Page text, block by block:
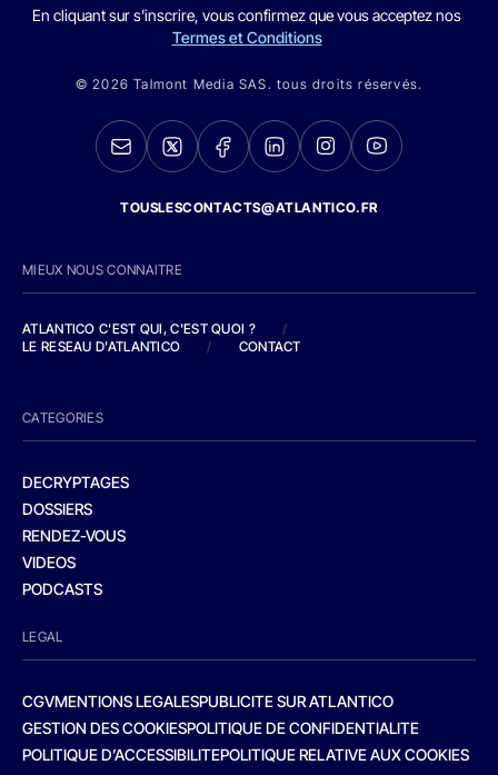
En cliquant sur s'inscrire, vous confirmez que vous acceptez nos
Termes et Conditions
© 2026 Talmont Media SAS. tous droits réservés.
TOUSLESCONTACTS@ATLANTICO.FR
MIEUX NOUS CONNAITRE
ATLANTICO C'EST QUI, C'EST QUOI ?
/
LE RESEAU D'ATLANTICO
/ CONTACT
CATEGORIES
DECRYPTAGES
DOSSIERS
RENDEZ-VOUS
VIDEOS
PODCASTS
LEGAL
CGVMENTIONS LEGALESPUBLICITE SUR ATLANTICO
GESTION DES COOKIESPOLITIQUE DE CONFIDENTIALITE
POLITIQUE D’ACCESSIBILITEPOLITIQUE RELATIVE AUX COOKIES